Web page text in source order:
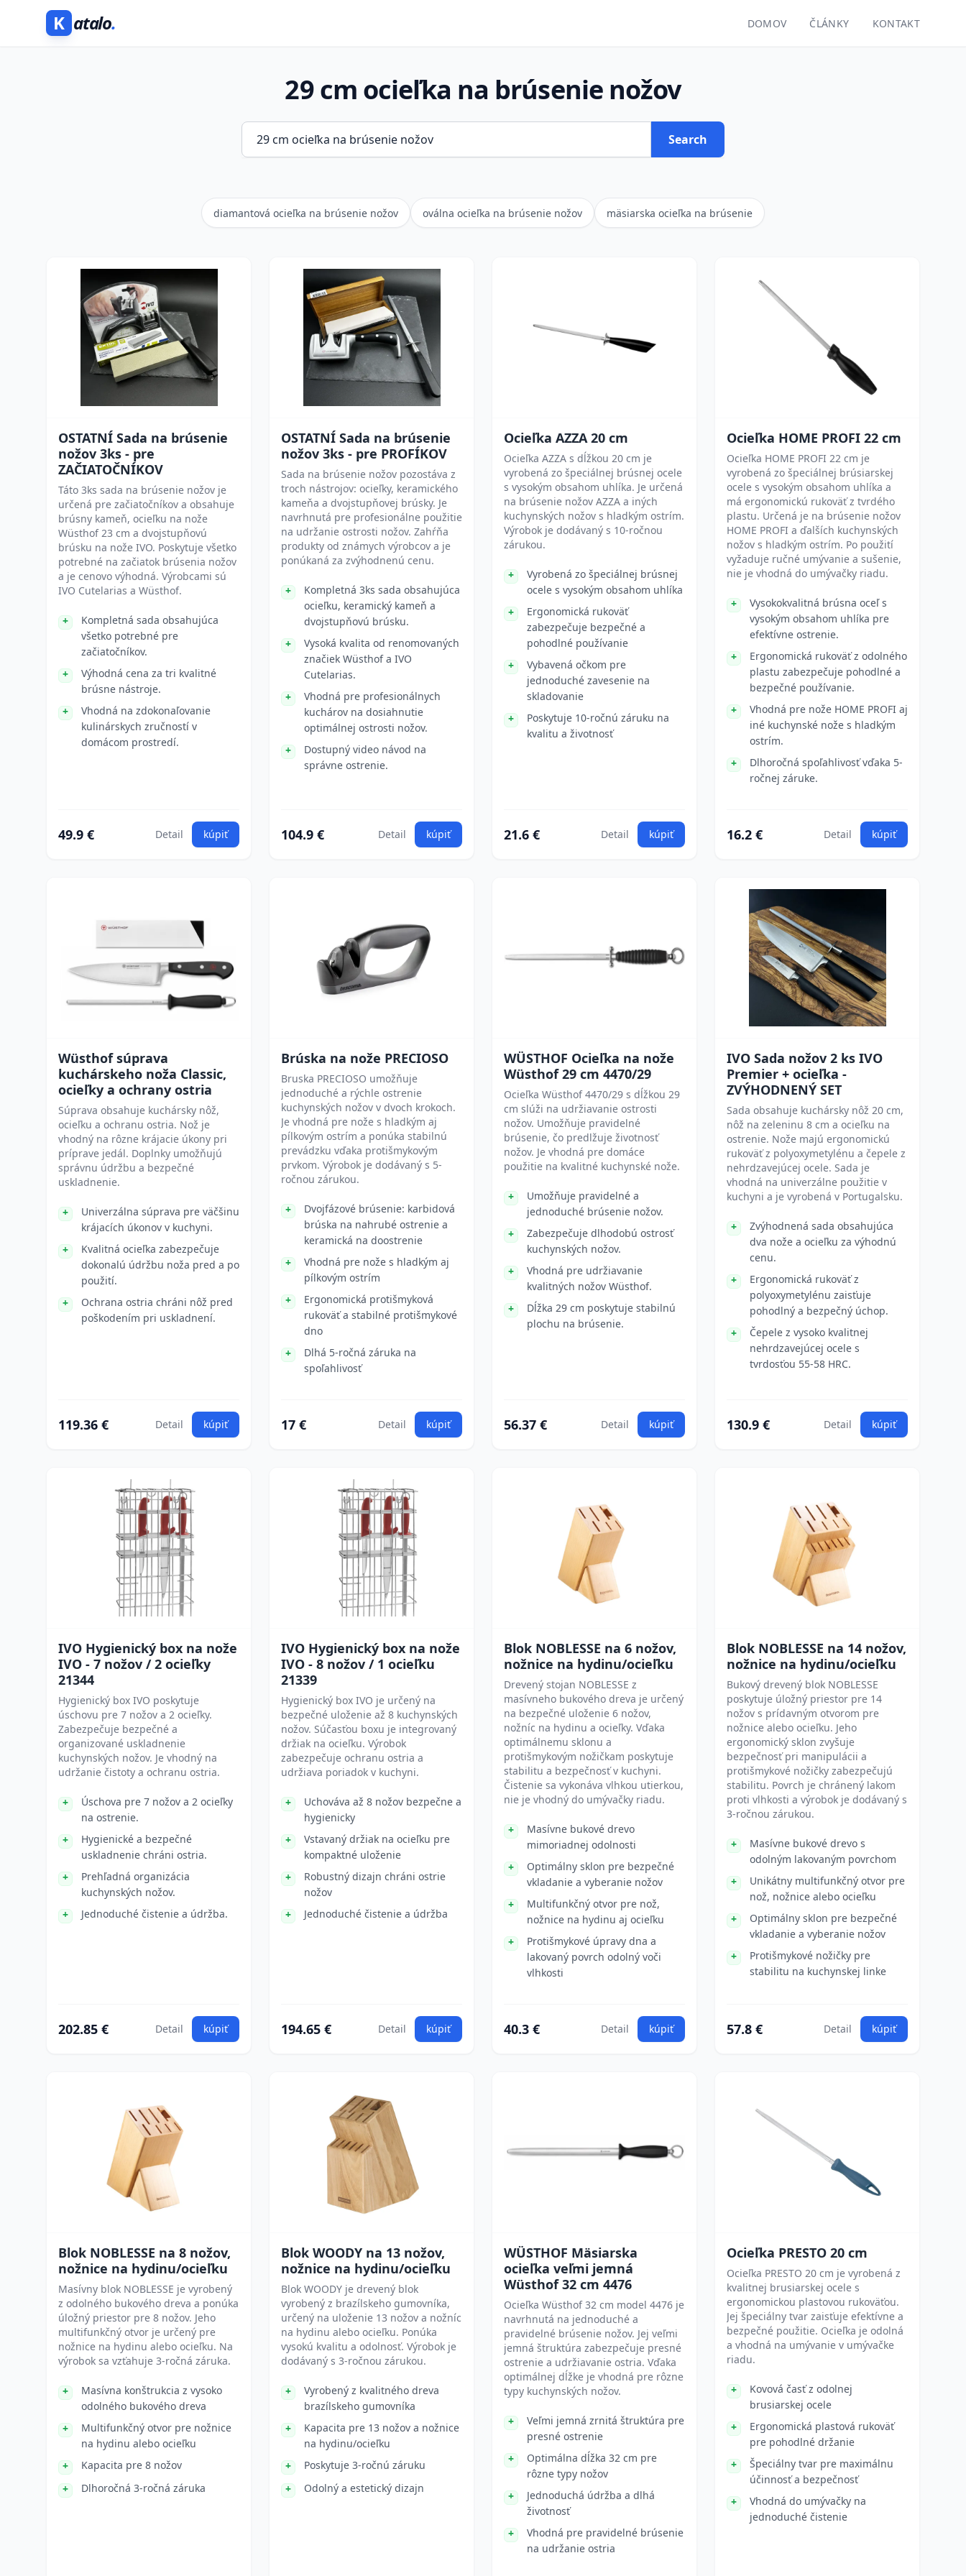
K atalo. DOMOV ČLÁNKY KONTAKT
29 cm ocieľka na brúsenie nožov
Search
diamantová ocieľka na brúsenie nožov oválna ocieľka na brúsenie nožov mäsiarska ocieľka na brúsenie
OSTATNÍ Sada na brúsenie
nožov 3ks - pre
ZAČIATOČNÍKOV
Táto 3ks sada na brúsenie nožov je
určená pre začiatočníkov a obsahuje
brúsny kameň, ocieľku na nože
Wüsthof 23 cm a dvojstupňovú
brúsku na nože IVO. Poskytuje všetko
potrebné na začiatok brúsenia nožov
a je cenovo výhodná. Výrobcami sú
IVO Cutelarias a Wüsthof.
Kompletná sada obsahujúca
všetko potrebné pre
začiatočníkov.
Výhodná cena za tri kvalitné
brúsne nástroje.
Vhodná na zdokonaľovanie
kulinárskych zručností v
domácom prostredí.
49.9 € Detail kúpiť
OSTATNÍ Sada na brúsenie
nožov 3ks - pre PROFÍKOV
Sada na brúsenie nožov pozostáva z
troch nástrojov: ocieľky, keramického
kameňa a dvojstupňovej brúsky. Je
navrhnutá pre profesionálne použitie
na udržanie ostrosti nožov. Zahŕňa
produkty od známych výrobcov a je
ponúkaná za zvýhodnenú cenu.
Kompletná 3ks sada obsahujúca
ocieľku, keramický kameň a
dvojstupňovú brúsku.
Vysoká kvalita od renomovaných
značiek Wüsthof a IVO
Cutelarias.
Vhodná pre profesionálnych
kuchárov na dosiahnutie
optimálnej ostrosti nožov.
Dostupný video návod na
správne ostrenie.
104.9 € Detail kúpiť
Ocieľka AZZA 20 cm
Ocieľka AZZA s dĺžkou 20 cm je
vyrobená zo špeciálnej brúsnej ocele
s vysokým obsahom uhlíka. Je určená
na brúsenie nožov AZZA a iných
kuchynských nožov s hladkým ostrím.
Výrobok je dodávaný s 10-ročnou
zárukou.
Vyrobená zo špeciálnej brúsnej
ocele s vysokým obsahom uhlíka
Ergonomická rukoväť
zabezpečuje bezpečné a
pohodlné používanie
Vybavená očkom pre
jednoduché zavesenie na
skladovanie
Poskytuje 10-ročnú záruku na
kvalitu a životnosť
21.6 € Detail kúpiť
Ocieľka HOME PROFI 22 cm
Ocieľka HOME PROFI 22 cm je
vyrobená zo špeciálnej brúsiarskej
ocele s vysokým obsahom uhlíka a
má ergonomickú rukoväť z tvrdého
plastu. Určená je na brúsenie nožov
HOME PROFI a ďalších kuchynských
nožov s hladkým ostrím. Po použití
vyžaduje ručné umývanie a sušenie,
nie je vhodná do umývačky riadu.
Vysokokvalitná brúsna oceľ s
vysokým obsahom uhlíka pre
efektívne ostrenie.
Ergonomická rukoväť z odolného
plastu zabezpečuje pohodlné a
bezpečné používanie.
Vhodná pre nože HOME PROFI aj
iné kuchynské nože s hladkým
ostrím.
Dlhoročná spoľahlivosť vďaka 5-
ročnej záruke.
16.2 € Detail kúpiť
Wüsthof súprava
kuchárskeho noža Classic,
ocieľky a ochrany ostria
Súprava obsahuje kuchársky nôž,
ocieľku a ochranu ostria. Nož je
vhodný na rôzne krájacie úkony pri
príprave jedál. Doplnky umožňujú
správnu údržbu a bezpečné
uskladnenie.
Univerzálna súprava pre väčšinu
krájacích úkonov v kuchyni.
Kvalitná ocieľka zabezpečuje
dokonalú údržbu noža pred a po
použití.
Ochrana ostria chráni nôž pred
poškodením pri uskladnení.
119.36 € Detail kúpiť
Brúska na nože PRECIOSO
Bruska PRECIOSO umožňuje
jednoduché a rýchle ostrenie
kuchynských nožov v dvoch krokoch.
Je vhodná pre nože s hladkým aj
pílkovým ostrím a ponúka stabilnú
prevádzku vďaka protišmykovým
prvkom. Výrobok je dodávaný s 5-
ročnou zárukou.
Dvojfázové brúsenie: karbidová
brúska na nahrubé ostrenie a
keramická na doostrenie
Vhodná pre nože s hladkým aj
pílkovým ostrím
Ergonomická protišmyková
rukoväť a stabilné protišmykové
dno
Dlhá 5-ročná záruka na
spoľahlivosť
17 € Detail kúpiť
WÜSTHOF Ocieľka na nože
Wüsthof 29 cm 4470/29
Ocieľka Wüsthof 4470/29 s dĺžkou 29
cm slúži na udržiavanie ostrosti
nožov. Umožňuje pravidelné
brúsenie, čo predlžuje životnosť
nožov. Je vhodná pre domáce
použitie na kvalitné kuchynské nože.
Umožňuje pravidelné a
jednoduché brúsenie nožov.
Zabezpečuje dlhodobú ostrosť
kuchynských nožov.
Vhodná pre udržiavanie
kvalitných nožov Wüsthof.
Dĺžka 29 cm poskytuje stabilnú
plochu na brúsenie.
56.37 € Detail kúpiť
IVO Sada nožov 2 ks IVO
Premier + ocieľka -
ZVÝHODNENÝ SET
Sada obsahuje kuchársky nôž 20 cm,
nôž na zeleninu 8 cm a ocieľku na
ostrenie. Nože majú ergonomickú
rukoväť z polyoxymetylénu a čepele z
nehrdzavejúcej ocele. Sada je
vhodná na univerzálne použitie v
kuchyni a je vyrobená v Portugalsku.
Zvýhodnená sada obsahujúca
dva nože a ocieľku za výhodnú
cenu.
Ergonomická rukoväť z
polyoxymetylénu zaisťuje
pohodlný a bezpečný úchop.
Čepele z vysoko kvalitnej
nehrdzavejúcej ocele s
tvrdosťou 55-58 HRC.
130.9 € Detail kúpiť
IVO Hygienický box na nože
IVO - 7 nožov / 2 ocieľky
21344
Hygienický box IVO poskytuje
úschovu pre 7 nožov a 2 ocieľky.
Zabezpečuje bezpečné a
organizované uskladnenie
kuchynských nožov. Je vhodný na
udržanie čistoty a ochranu ostria.
Úschova pre 7 nožov a 2 ocieľky
na ostrenie.
Hygienické a bezpečné
uskladnenie chráni ostria.
Prehľadná organizácia
kuchynských nožov.
Jednoduché čistenie a údržba.
202.85 € Detail kúpiť
IVO Hygienický box na nože
IVO - 8 nožov / 1 ocieľku
21339
Hygienický box IVO je určený na
bezpečné uloženie až 8 kuchynských
nožov. Súčasťou boxu je integrovaný
držiak na ocieľku. Výrobok
zabezpečuje ochranu ostria a
udržiava poriadok v kuchyni.
Uchováva až 8 nožov bezpečne a
hygienicky
Vstavaný držiak na ocieľku pre
kompaktné uloženie
Robustný dizajn chráni ostrie
nožov
Jednoduché čistenie a údržba
194.65 € Detail kúpiť
Blok NOBLESSE na 6 nožov,
nožnice na hydinu/ocieľku
Drevený stojan NOBLESSE z
masívneho bukového dreva je určený
na bezpečné uloženie 6 nožov,
nožníc na hydinu a ocieľky. Vďaka
optimálnemu sklonu a
protišmykovým nožičkam poskytuje
stabilitu a bezpečnosť v kuchyni.
Čistenie sa vykonáva vlhkou utierkou,
nie je vhodný do umývačky riadu.
Masívne bukové drevo
mimoriadnej odolnosti
Optimálny sklon pre bezpečné
vkladanie a vyberanie nožov
Multifunkčný otvor pre nož,
nožnice na hydinu aj ocieľku
Protišmykové úpravy dna a
lakovaný povrch odolný voči
vlhkosti
40.3 € Detail kúpiť
Blok NOBLESSE na 14 nožov,
nožnice na hydinu/ocieľku
Bukový drevený blok NOBLESSE
poskytuje úložný priestor pre 14
nožov s prídavným otvorom pre
nožnice alebo ocieľku. Jeho
ergonomický sklon zvyšuje
bezpečnosť pri manipulácii a
protišmykové nožičky zabezpečujú
stabilitu. Povrch je chránený lakom
proti vlhkosti a výrobok je dodávaný s
3-ročnou zárukou.
Masívne bukové drevo s
odolným lakovaným povrchom
Unikátny multifunkčný otvor pre
nož, nožnice alebo ocieľku
Optimálny sklon pre bezpečné
vkladanie a vyberanie nožov
Protišmykové nožičky pre
stabilitu na kuchynskej linke
57.8 € Detail kúpiť
Blok NOBLESSE na 8 nožov,
nožnice na hydinu/ocieľku
Masívny blok NOBLESSE je vyrobený
z odolného bukového dreva a ponúka
úložný priestor pre 8 nožov. Jeho
multifunkčný otvor je určený pre
nožnice na hydinu alebo ocieľku. Na
výrobok sa vzťahuje 3-ročná záruka.
Masívna konštrukcia z vysoko
odolného bukového dreva
Multifunkčný otvor pre nožnice
na hydinu alebo ocieľku
Kapacita pre 8 nožov
Dlhoročná 3-ročná záruka
Blok WOODY na 13 nožov,
nožnice na hydinu/ocieľku
Blok WOODY je drevený blok
vyrobený z brazílskeho gumovníka,
určený na uloženie 13 nožov a nožníc
na hydinu alebo ocieľku. Ponúka
vysokú kvalitu a odolnosť. Výrobok je
dodávaný s 3-ročnou zárukou.
Vyrobený z kvalitného dreva
brazílskeho gumovníka
Kapacita pre 13 nožov a nožnice
na hydinu/ocieľku
Poskytuje 3-ročnú záruku
Odolný a estetický dizajn
WÜSTHOF Mäsiarska
ocieľka veľmi jemná
Wüsthof 32 cm 4476
Ocieľka Wüsthof 32 cm model 4476 je
navrhnutá na jednoduché a
pravidelné brúsenie nožov. Jej veľmi
jemná štruktúra zabezpečuje presné
ostrenie a udržiavanie ostria. Vďaka
optimálnej dĺžke je vhodná pre rôzne
typy kuchynských nožov.
Veľmi jemná zrnitá štruktúra pre
presné ostrenie
Optimálna dĺžka 32 cm pre
rôzne typy nožov
Jednoduchá údržba a dlhá
životnosť
Vhodná pre pravidelné brúsenie
na udržanie ostria
Ocieľka PRESTO 20 cm
Ocieľka PRESTO 20 cm je vyrobená z
kvalitnej brusiarskej ocele s
ergonomickou plastovou rukoväťou.
Jej špeciálny tvar zaisťuje efektívne a
bezpečné použitie. Ocieľka je odolná
a vhodná na umývanie v umývačke
riadu.
Kovová časť z odolnej
brusiarskej ocele
Ergonomická plastová rukoväť
pre pohodlné držanie
Špeciálny tvar pre maximálnu
účinnosť a bezpečnosť
Vhodná do umývačky na
jednoduché čistenie